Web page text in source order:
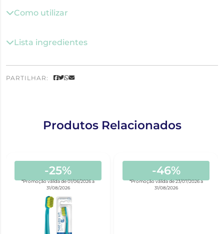
Como utilizar
Lista ingredientes
PARTILHAR:
Produtos Relacionados
-25%
*Promoção válida de 01/06/2026 a
31/08/2026
-46%
*Promoção válida de 23/07/2026 a
31/08/2026